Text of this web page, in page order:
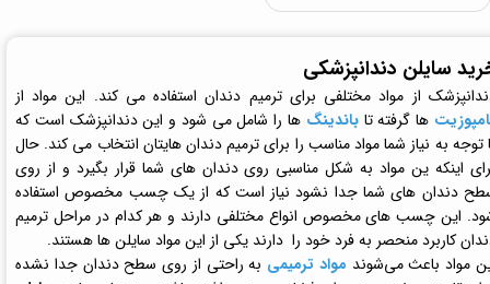
سایلن دندانپزشکی
از مواد مختلفی برای ترمیم دندان استفاده می کند. این مواد از
ها گرفته تاباندینگ ها را شامل می شود و این دندانپزشک است که
توجه به نیاز شما مواد مناسب را برای ترمیم دندان هایتان انتخاب می کند. حال
اینکه ین مواد به شکل مناسبی روی دندان های شما قرار بگیرد و از روی
دندان های شما جدا نشود نیاز است که از یک چسب مخصوص استفاده
این چسب های مخصوص انواع مختلفی دارند و هر کدام در مراحل ترمیم
کاربرد منحصر به فرد خود را دارند یکی از این مواد سایلن ها هستند.
مواد باعث می‌شوند مواد ترمیمی به راحتی از روی سطح دندان جدا نشده